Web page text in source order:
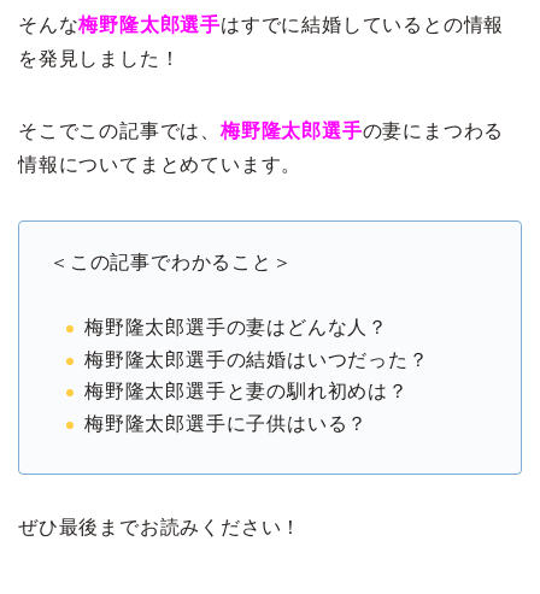
そんな梅野隆太郎選手はすでに結婚しているとの情報
を発見しました！
そこでこの記事では、 梅野隆太郎選手の妻にまつわる
情報についてまとめています。
＜この記事でわかること＞
梅野隆太郎選手の妻はどんな人？
梅野隆太郎選手の結婚はいつだった？
梅野隆太郎選手と妻の馴れ初めは？
梅野隆太郎選手に子供はいる？
ぜひ最後までお読みください！